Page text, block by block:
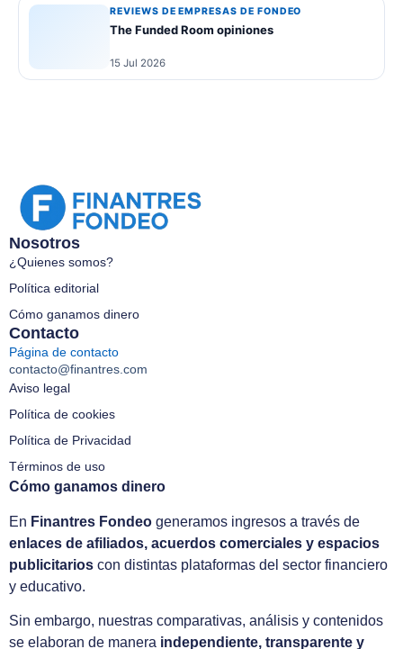
REVIEWS DE EMPRESAS DE FONDEO
The Funded Room opiniones
15 Jul 2026
Nosotros
¿Quienes somos?
Política editorial
Cómo ganamos dinero
Contacto
Página de contacto
contacto@finantres.com
Aviso legal
Política de cookies
Política de Privacidad
Términos de uso
Cómo ganamos dinero
En Finantres Fondeo generamos ingresos a través de
enlaces de afiliados, acuerdos comerciales y espacios
publicitarios con distintas plataformas del sector financiero
y educativo.
Sin embargo, nuestras comparativas, análisis y contenidos
se elaboran de manera independiente, transparente y